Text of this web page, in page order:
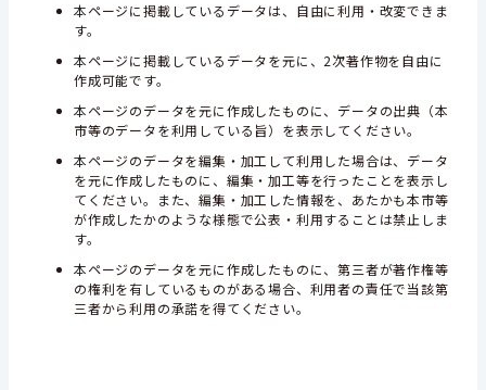
本ページに掲載しているデータは、自由に利用・改変できま
す。
本ページに掲載しているデータを元に、2次著作物を自由に
作成可能です。
本ページのデータを元に作成したものに、データの出典（本
市等のデータを利用している旨）を表示してください。
本ページのデータを編集・加工して利用した場合は、データ
を元に作成したものに、編集・加工等を行ったことを表示し
てください。また、編集・加工した情報を、あたかも本市等
が作成したかのような様態で公表・利用することは禁止しま
す。
本ページのデータを元に作成したものに、第三者が著作権等
の権利を有しているものがある場合、利用者の責任で当該第
三者から利用の承諾を得てください。